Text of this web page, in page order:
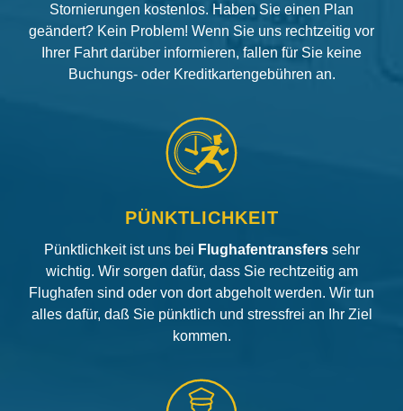
Stornierungen kostenlos. Haben Sie einen Plan
geändert? Kein Problem! Wenn Sie uns rechtzeitig vor
Ihrer Fahrt darüber informieren, fallen für Sie keine
Buchungs- oder Kreditkartengebühren an.
PÜNKTLICHKEIT
Pünktlichkeit ist uns bei Flughafentransfers sehr
wichtig. Wir sorgen dafür, dass Sie rechtzeitig am
Flughafen sind oder von dort abgeholt werden. Wir tun
alles dafür, daß Sie pünktlich und stressfrei an Ihr Ziel
kommen.